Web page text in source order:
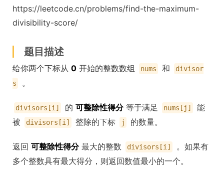
https://leetcode.cn/problems/find-the-maximum-
divisibility-score/
题目描述
给你两个下标从 0 开始的整数数组 nums 和
divisor
s
。
divisors[i] 的 可整除性得分等于满足 nums[j]
能
被
divisors[i] 整除的下标 j 的数量。
返回 可整除性得分最大的整数 divisors[i]
。如果有
多个整数具有最大得分，则返回数值最小的一个。